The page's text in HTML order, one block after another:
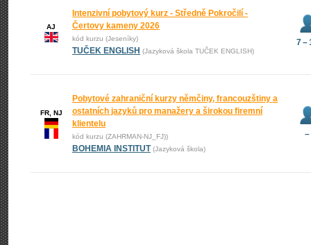
AJ
Intenzivní pobytový kurz - Středně Pokročilí -
Čertovy kameny 2026
kód kurzu (Jeseníky)
TUČEK ENGLISH (Jazyková škola TUČEK ENGLISH)
7 –
FR, NJ
Pobytové zahraniční kurzy němčiny, francouzštiny a
ostatních jazyků pro manažery a širokou firemní
klientelu
kód kurzu (ZAHRMAN-NJ_FJ))
BOHEMIA INSTITUT (Jazyková škola)
–